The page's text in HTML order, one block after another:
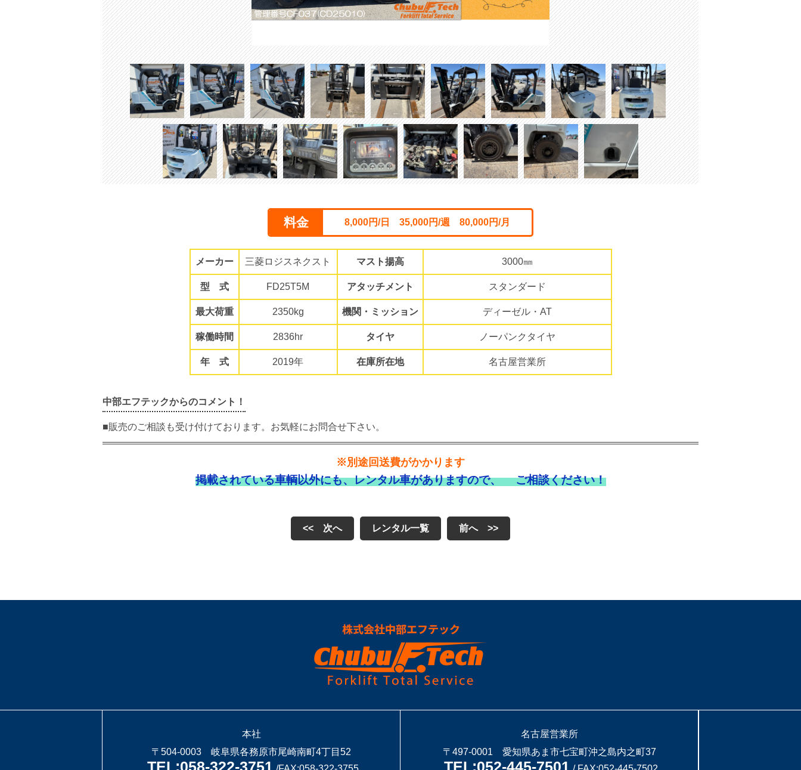
料金 8,000円/日 35,000円/週 80,000円/月
メーカー 三菱ロジスネクスト マスト揚高 3000㎜
型 式 FD25T5M アタッチメント スタンダード
最大荷重 2350kg 機関・ミッション ディーゼル・AT
稼働時間 2836hr タイヤ ノーパンクタイヤ
年 式 2019年 在庫所在地 名古屋営業所
中部エフテックからのコメント！
■販売のご相談も受け付けております。お気軽にお問合せ下さい。
※別途回送費がかかります
掲載されている車輌以外にも、レンタル車がありますので、 ご相談ください！
<< 次へ レンタル一覧 前へ >>
本社
〒504-0003 岐阜県各務原市尾崎南町4丁目52
TEL:058-322-3751
名古屋営業所
〒497-0001 愛知県あま市七宝町沖之島内之町37
TEL:052-445-7501